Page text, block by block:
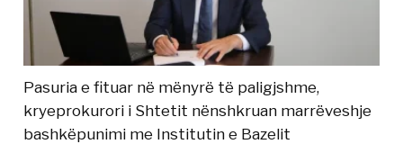
Pasuria e fituar në mënyrë të paligjshme,
kryeprokurori i Shtetit nënshkruan marrëveshje
bashkëpunimi me Institutin e Bazelit